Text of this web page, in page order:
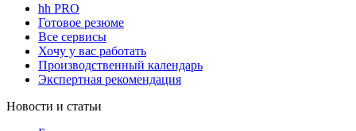
hh PRO
Готовое резюме
Все сервисы
Хочу у вас работать
Производственный календарь
Экспертная рекомендация
Новости и статьи